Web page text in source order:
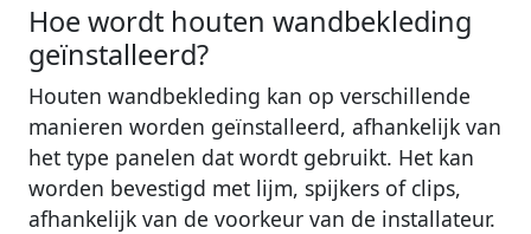
Hoe wordt houten wandbekleding
geïnstalleerd?
Houten wandbekleding kan op verschillende
manieren worden geïnstalleerd, afhankelijk van
het type panelen dat wordt gebruikt. Het kan
worden bevestigd met lijm, spijkers of clips,
afhankelijk van de voorkeur van de installateur.